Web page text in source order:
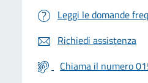
Leggi le domande
Richiedi assistenza
Chiama il numero